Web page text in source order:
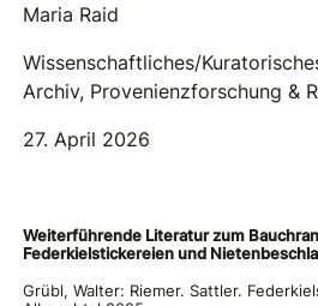
Maria Raid
Wissenschaftliches/
Archiv, Provenienzforschung &
27. April 2026
Weiterführende Literatur zum
Federkielstickereien und
Grübl, Walter: Riemer. Sattler.